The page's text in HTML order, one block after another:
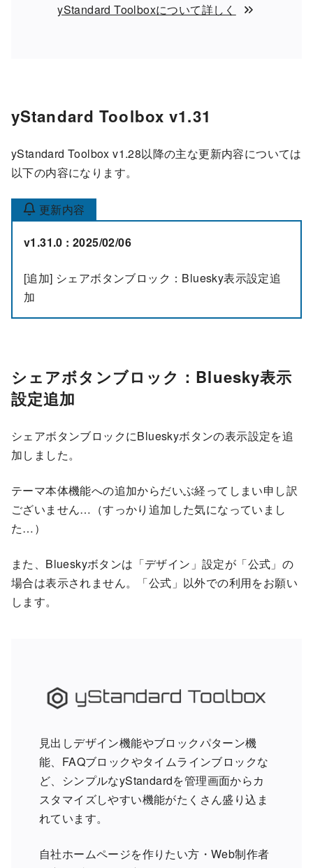
yStandard Toolboxについて詳しく
yStandard Toolbox v1.31
yStandard Toolbox v1.28以降の主な更新内容については
以下の内容になります。
更新内容
v1.31.0 : 2025/02/06
[追加] シェアボタンブロック：Bluesky表示設定追
加
シェアボタンブロック：Bluesky表示
設定追加
シェアボタンブロックにBlueskyボタンの表示設定を追
加しました。
テーマ本体機能への追加からだいぶ経ってしまい申し訳
ございません…（すっかり追加した気になっていまし
た…）
また、Blueskyボタンは「デザイン」設定が「公式」の
場合は表示されません。「公式」以外での利用をお願い
します。
見出しデザイン機能やブロックパターン機
能、FAQブロックやタイムラインブロックな
ど、シンプルなyStandardを管理画面からカ
スタマイズしやすい機能がたくさん盛り込ま
れています。
自社ホームページを作りたい方・Web制作者